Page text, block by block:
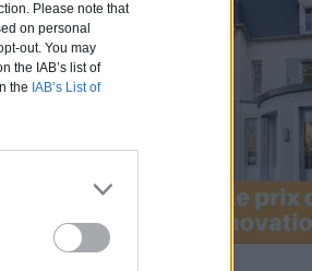
Please note that
on personal
out. You may
the IAB’s list of
the IAB’s List of